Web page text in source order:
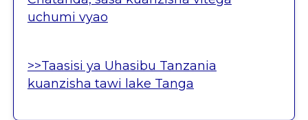
uchumi vyao
>>Taasisi ya Uhasibu Tanzania
kuanzisha tawi lake Tanga